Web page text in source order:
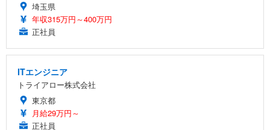
埼玉県
年収315万円～400万円
正社員
ITエンジニア
トライアロー株式会社
東京都
月給29万円～
正社員